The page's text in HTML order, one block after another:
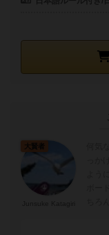
大賢者